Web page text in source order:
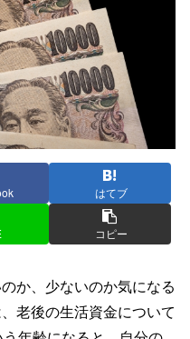
はてブ
コピー
か、少ないのか気になる
老後の生活資金について